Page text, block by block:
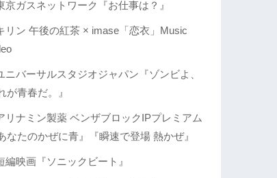
京ガスネットワーク『お仕事は？』
リン 午後の紅茶 × imase「恋衣」Music
ニバーサルスタジオジャパン『ゾンビよ、
が青春だ。』
リナミン製薬 ベンザブロックIPプレミアム
あなたのかぜに青』『瞬速で登場 熱かぜ』
編映画『ソニックビート』